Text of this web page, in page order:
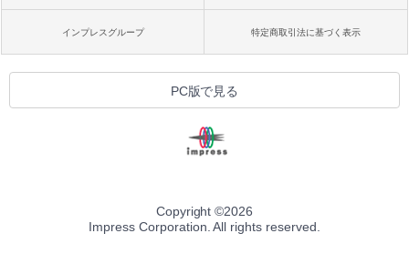
インプレスグループ 特定商取引法に基づく表示
PC版で見る
Copyright ©2026
Impress Corporation. All rights reserved.